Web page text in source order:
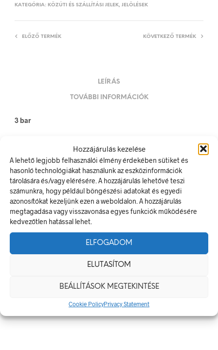
Hozzájárulás kezelése
A lehető legjobb felhasználói élmény érdekében sütiket és
hasonló technológiákat használunk az eszközinformációk
tárolására és/vagy elérésére. A hozzájárulás lehetővé teszi
számunkra, hogy például böngészési adatokat és egyedi
azonosítókat kezeljünk ezen a weboldalon. A hozzájárulás
megtagadása vagy visszavonása egyes funkciók működésére
kedvezőtlen hatással lehet.
ELFOGADOM
ELUTASÍTOM
BEÁLLÍTÁSOK MEGTEKINTÉSE
Cookie PolicyPrivacy Statement
KATEGÓRIA: KÖZÚTI ÉS SZÁLLÍTÁSI JELEK, JELÖLÉSEK
ELŐZŐ TERMÉK KÖVETKEZŐ TERMÉK
LEÍRÁS
TOVÁBBI INFORMÁCIÓK
3 bar
60 × 20 mm
Alapanyag
öntapadó
KAPCSOLÓDÓ TERMÉKEK